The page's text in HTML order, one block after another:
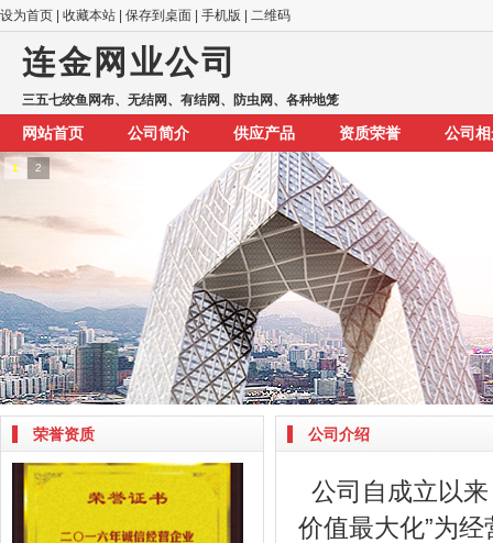
设为首页 收藏本站 保存到桌面 手机版 二维码
连金网业公司
三五七绞鱼网布、无结网、有结网、防虫网、各种地笼
网站首页 公司简介 供应产品 资质荣誉 公司
1 2
荣誉资质 公司介绍
公司自成立以
价值最大化”为